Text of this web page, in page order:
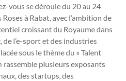
vous se déroule du 20 au 24
à Rabat, avec l’ambition de
croissant du Royaume dans
de l’e-sport et des industries
sous le thème du « Talent
rassemble plusieurs exposants
des startups, des